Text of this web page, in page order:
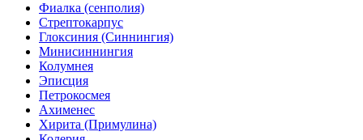
Фиалка (сенполия)
Стрептокарпус
Глоксиния (Синнингия)
Минисиннингия
Колумнея
Эписция
Петрокосмея
Ахименес
Хирита (Примулина)